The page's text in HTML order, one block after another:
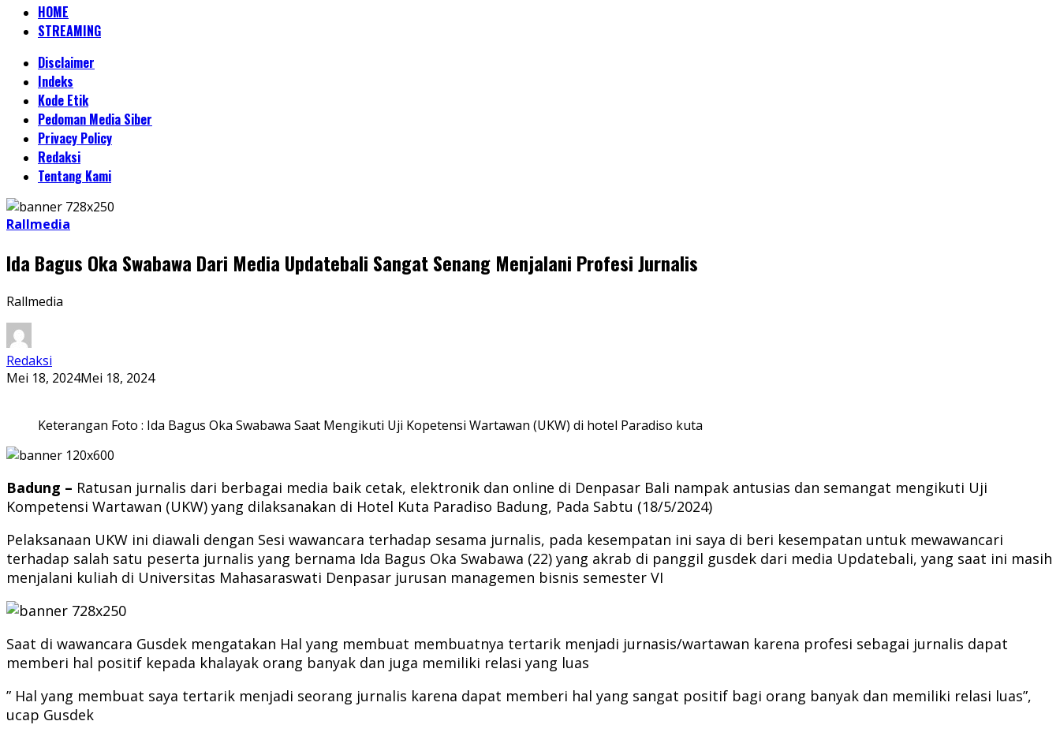
HOME
STREAMING
Disclaimer
Indeks
Kode Etik
Pedoman Media Siber
Privacy Policy
Redaksi
Tentang Kami
Rallmedia
Ida Bagus Oka Swabawa Dari Media Updatebali Sangat Senang Menjalani Profesi Jurnalis
Rallmedia
Redaksi
Mei 18, 2024Mei 18, 2024
Keterangan Foto : Ida Bagus Oka Swabawa Saat Mengikuti Uji Kopetensi Wartawan (UKW) di hotel Paradiso kuta
Badung – Ratusan jurnalis dari berbagai media baik cetak, elektronik dan online di Denpasar Bali nampak antusias dan semangat mengikuti Uji
Kompetensi Wartawan (UKW) yang dilaksanakan di Hotel Kuta Paradiso Badung, Pada Sabtu (18/5/2024)
Pelaksanaan UKW ini diawali dengan Sesi wawancara terhadap sesama jurnalis, pada kesempatan ini saya di beri kesempatan untuk mewawancari
terhadap salah satu peserta jurnalis yang bernama Ida Bagus Oka Swabawa (22) yang akrab di panggil gusdek dari media Updatebali, yang saat ini masih
menjalani kuliah di Universitas Mahasaraswati Denpasar jurusan managemen bisnis semester VI
Saat di wawancara Gusdek mengatakan Hal yang membuat membuatnya tertarik menjadi jurnasis/wartawan karena profesi sebagai jurnalis dapat
memberi hal positif kepada khalayak orang banyak dan juga memiliki relasi yang luas
” Hal yang membuat saya tertarik menjadi seorang jurnalis karena dapat memberi hal yang sangat positif bagi orang banyak dan memiliki relasi luas”,
ucap Gusdek